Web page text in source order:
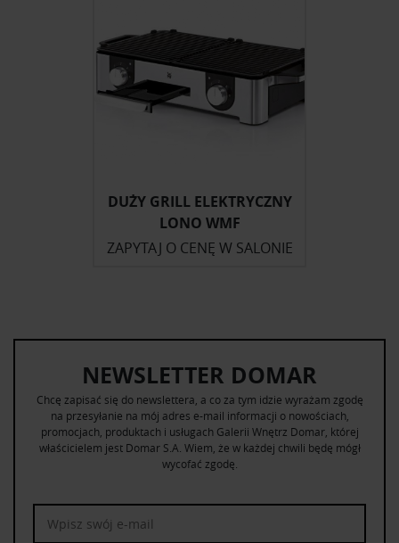
DUŻY GRILL ELEKTRYCZNY
LONO WMF
ZAPYTAJ O CENĘ W SALONIE
NEWSLETTER DOMAR
Chcę zapisać się do newslettera, a co za tym idzie wyrażam zgodę
na przesyłanie na mój adres e-mail informacji o nowościach,
promocjach, produktach i usługach Galerii Wnętrz Domar, której
właścicielem jest Domar S.A. Wiem, że w każdej chwili będę mógł
wycofać zgodę.